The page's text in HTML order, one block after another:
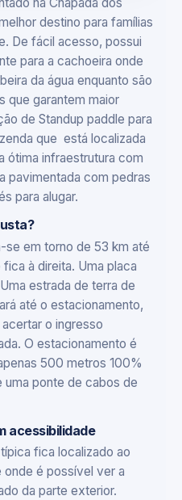
destino para famílias
De fácil acesso, possui
para a cachoeira onde
da água enquanto são
que garantem maior
de Standup paddle para
que está localizada
ótima infraestrutura com
pavimentada com pedras
para alugar.
se em torno de 53 km até
à direita. Uma placa
estrada de terra de
até o estacionamento,
o ingresso
O estacionamento é
500 metros 100%
ponte de cabos de
acessibilidade
fica localizado ao
onde é possível ver a
da parte exterior.